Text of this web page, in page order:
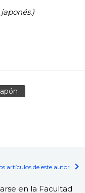
artículos de este autor
en la Facultad